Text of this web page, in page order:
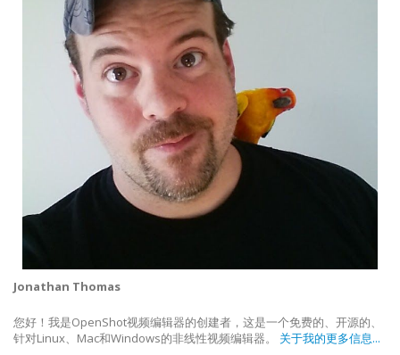
Jonathan Thomas
您好！我是OpenShot视频编辑器的创建者，这是一个免费的、开源的、
针对Linux、Mac和Windows的非线性视频编辑器。 关于我的更多信息...